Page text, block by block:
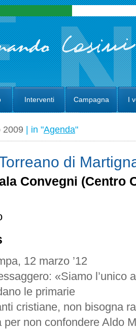
Interventi Campagna I
2009 | in "Agenda"
di
Convegni (Centro
12 marzo ’12
«Siamo l’unico
le primarie
cristiane, non bisogna
per non confondere Aldo